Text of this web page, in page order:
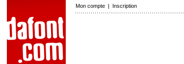
Mon compte | Inscription